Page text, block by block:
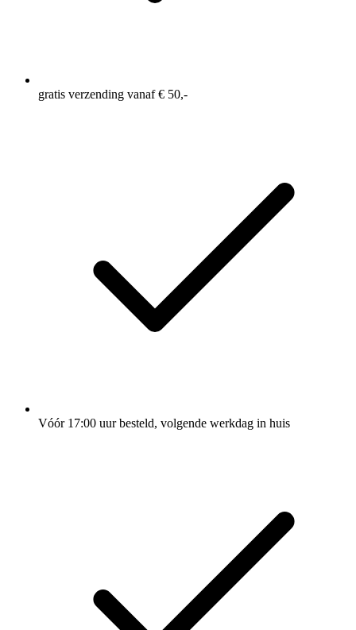
gratis verzending vanaf € 50,-
Vóór 17:00 uur besteld, volgende werkdag in huis